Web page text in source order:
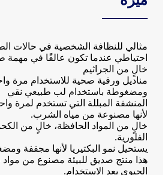
مثالي للنظافة الشخصية في حالات
احتياطي عندما تكون عالقًا في مهمة
خالٍ من الجراثيم
مناديل ورقية صحية للاستخدام مرة
ومضغوطة باستخدام لب طبيعي نقي
المنشفة المبللة التي تستخدم لمرة
لأنها مصنوعة من مياه الشرب.
خالٍ من المواد الحافظة، خالٍ من
الفلورية.
يستحيل نمو البكتيريا لأنها مجففة
هذا منتج صديق للبيئة مصنوع من مواد
الحيوي بعد الاستخدام.